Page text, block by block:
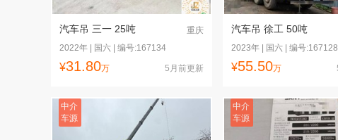
汽车吊 三一 25吨
重庆
2022年 | 国六 | 编号:167134
¥31.80万 5月前更新
汽车吊 徐工 50吨
2023年 | 国六 | 编号:167128
¥55.50万
中介
车源
中介
车源